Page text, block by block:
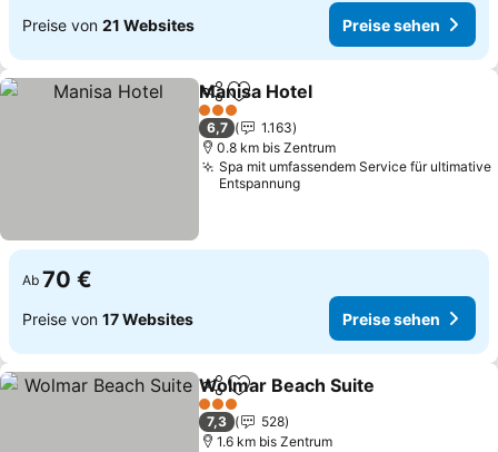
Preise von 21 Websites Preise sehen
TeilenZu Favoriten hinzufügen
Manisa Hotel
3 Sterne
6,7
1.163
0.8 km bis Zentrum
Spa mit umfassendem Service für ultimative
Entspannung
Ab 70 €
Preise von 17 Websites Preise sehen
TeilenZu Favoriten hinzufügen
Wolmar Beach Suite
3 Sterne
7,3
528
1.6 km bis Zentrum